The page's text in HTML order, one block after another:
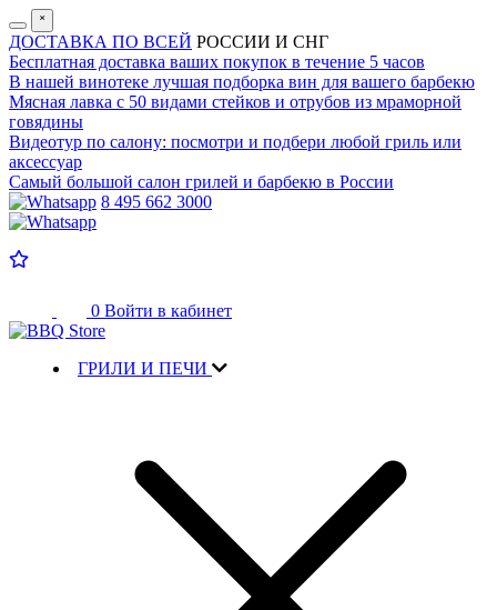
˟
ДОСТАВКА ПО ВСЕЙ РОССИИ И СНГ
Бесплатная доставка ваших покупок в течение 5 часов
В нашей винотеке лучшая подборка вин для вашего барбекю
Мясная лавка с 50 видами стейков и отрубов из мраморной
говядины
Видеотур по салону: посмотри и подбери любой гриль или
аксессуар
Самый большой салон грилей и барбекю в России
8 495 662 3000
0 Войти в кабинет
ГРИЛИ И ПЕЧИ